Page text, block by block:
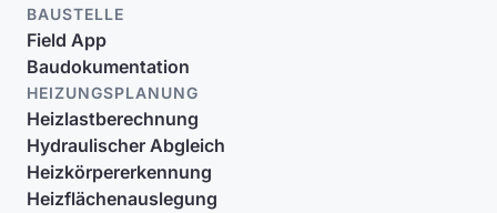
BAUSTELLE
Field App
Baudokumentation
HEIZUNGSPLANUNG
Heizlastberechnung
Hydraulischer Abgleich
Heizkörpererkennung
Heizflächenauslegung